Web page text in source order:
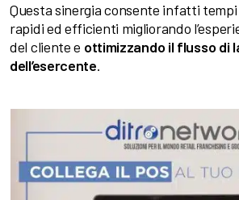
Questa sinergia consente infatti
rapidi ed efficienti migliorando
del cliente e ottimizzando il flusso di
dell’esercente.